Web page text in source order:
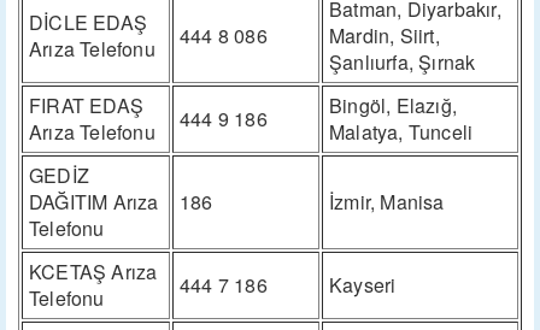
DİCLE EDAŞ
Arıza Telefonu
444 8 086
Batman, Diyarbakır,
Mardin, Siirt,
Şanlıurfa, Şırnak
FIRAT EDAŞ
Arıza Telefonu
444 9 186
Bingöl, Elazığ,
Malatya, Tunceli
GEDİZ
DAĞITIM Arıza
Telefonu
186 İzmir, Manisa
KCETAŞ Arıza
Telefonu
444 7 186 Kayseri